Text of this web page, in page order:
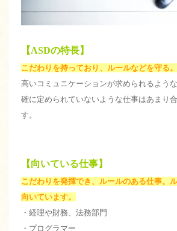
【ASDの特長】
こだわりを持っており、ルールなどを守る。
高いコミュニケーションが求められるよう
確に定められていないような仕事はあまり
す。
【向いている仕事】
こだわりを発揮でき、ルールのある仕事。
向いています。
・経理や財務、法務部門
・プログラマー